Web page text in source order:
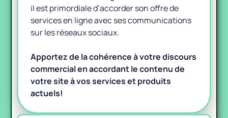
il est primordiale d’accorder son offre de
services en ligne avec ses communications
sur les réseaux sociaux.
Apportez de la cohérence à votre discours
commercial en accordant le contenu de
votre site à vos services et produits
actuels!